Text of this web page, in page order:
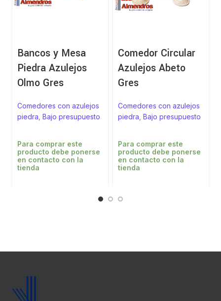
Bancos y Mesa
Piedra Azulejos
Olmo Gres
Comedores con azulejos
piedra ,Bajo presupuesto
Para comprar este
producto debe ponerse
en contacto con la
tienda
Comedor Circular
Azulejos Abeto
Gres
Comedores con azulejos
piedra Bajo presupuesto
Para comprar este
producto debe ponerse
en contacto con la
tienda